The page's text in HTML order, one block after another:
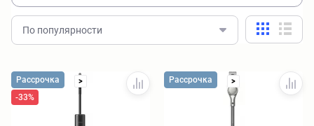
По популярности
Рассрочка
>
-33%
Рассрочка >